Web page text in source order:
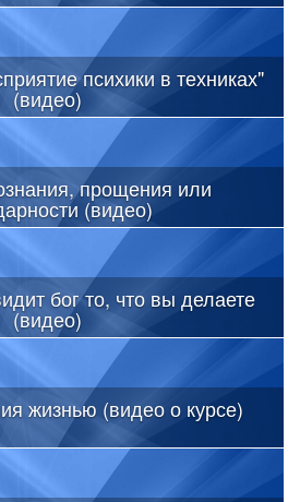
психики в техниках"
(видео)
прощения или
(видео)
бог то, что вы делаете
(видео)
жизнью (видео о курсе)